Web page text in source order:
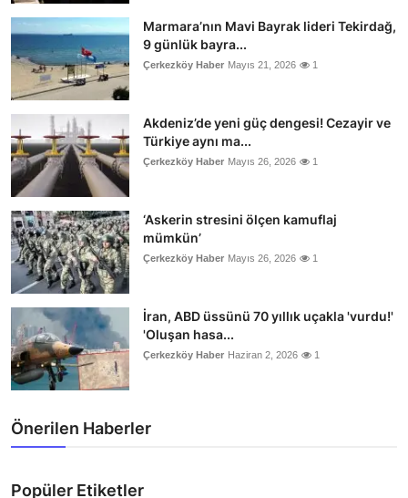
Marmara’nın Mavi Bayrak lideri Tekirdağ,
9 günlük bayra...
Çerkezköy Haber Mayıs 21, 2026 1
Akdeniz’de yeni güç dengesi! Cezayir ve
Türkiye aynı ma...
Çerkezköy Haber Mayıs 26, 2026 1
‘Askerin stresini ölçen kamuflaj
mümkün’
Çerkezköy Haber Mayıs 26, 2026 1
İran, ABD üssünü 70 yıllık uçakla 'vurdu!'
'Oluşan hasa...
Çerkezköy Haber Haziran 2, 2026 1
Önerilen Haberler
Popüler Etiketler